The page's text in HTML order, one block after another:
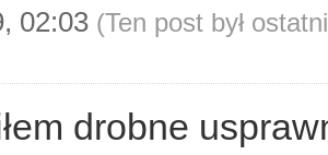
02:03 (Ten post był
drobne